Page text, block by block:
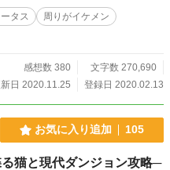
タス
周りがイケメン
感想数 380
文字数 270,690
日 2020.11.25
登録日 2020.02.13
お気に入り追加 105
猫と現代ダンジョン攻略─